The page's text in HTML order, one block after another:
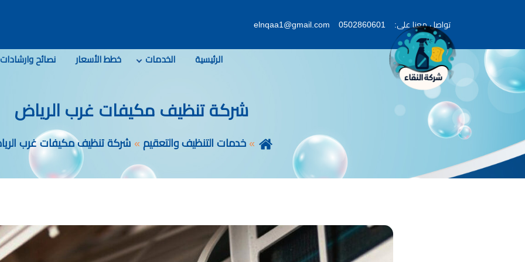
تواصل معنا على: 0502860601
elnqaa1@gmail.com
الرئيسية الخدمات خطط الأسعار نصائح وارشادات
شركة تنظيف مكيفات غرب الرياض
خدمات التنظيف والتعقيم شركة تنظيف مكيفات غرب